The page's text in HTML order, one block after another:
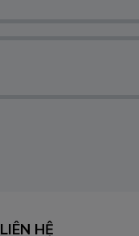
LIÊN HỆ​